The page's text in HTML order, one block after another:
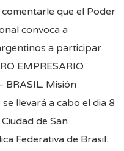
que el Poder
convoca a
a participar
EMPRESARIO
BRASIL. Misión
llevará a cabo el dia 8
de San
Federativa de Brasil.